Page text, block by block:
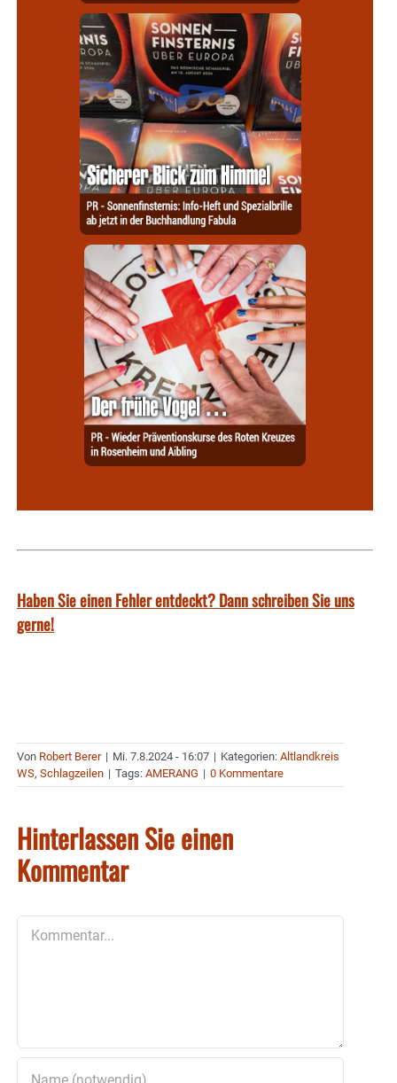
Haben Sie einen Fehler entdeckt? Dann schreiben Sie uns
gerne!
Von Robert Berer | Mi. 7.8.2024 - 16:07 | Kategorien: Altlandkreis
WS, Schlagzeilen | Tags: AMERANG | 0 Kommentare
Hinterlassen Sie einen
Kommentar